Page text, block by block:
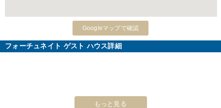
Googleマップで確認
フォーチュネイト ゲスト ハウス詳細
もっと見る